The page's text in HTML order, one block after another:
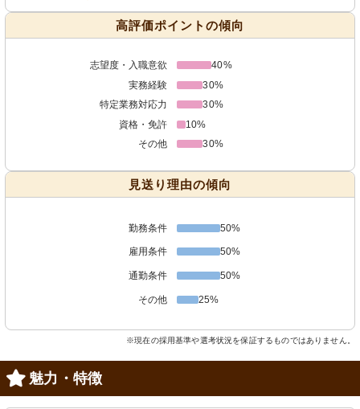
高評価ポイントの傾向
志望度・入職意欲
40%
実務経験
30%
特定業務対応力
30%
資格・免許
10%
その他
30%
見送り理由の傾向
勤務条件 50%
雇用条件 50%
通勤条件 50%
その他 25%
※現在の採用基準や選考状況を保証するものではありません。
魅力・特徴